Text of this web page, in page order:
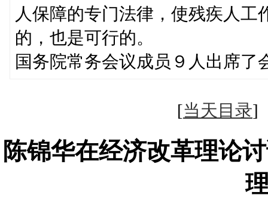
人保障的专门法律，使残疾人
的，也是可行的。
国务院常务会议成员９人出席了
[当天目录
陈锦华在经济改革理论